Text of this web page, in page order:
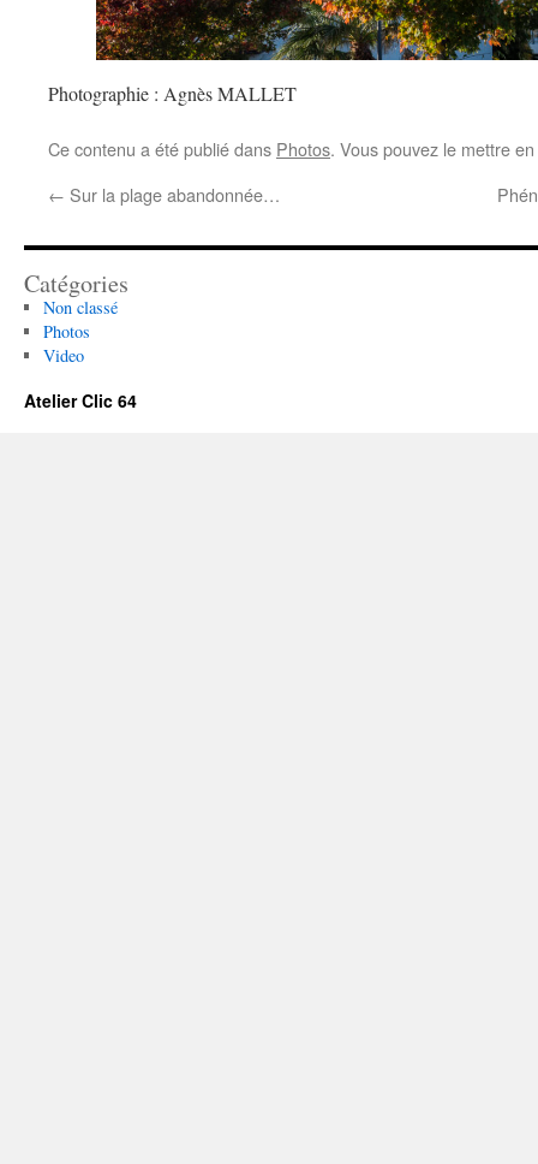
Photographie : Agnès MALLET
Ce contenu a été publié dans Photos. Vous pouvez le mettre
← Sur la plage abandonnée…
Catégories
Non classé
Photos
Video
Atelier Clic 64